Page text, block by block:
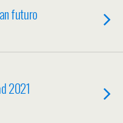
futuro
2021